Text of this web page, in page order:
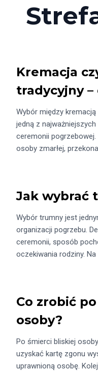
Kremacja
tradycyjny –
Wybór między
jedną z
ceremonii
osoby zmarłej,
Jak wybrać
Wybór trumny jest
organizacji pogrzebu.
ceremonii, sposób
oczekiwania rodziny.
Co zrobić
osoby?
Po śmierci bliskiej
uzyskać kartę zgonu
uprawnioną osobę.